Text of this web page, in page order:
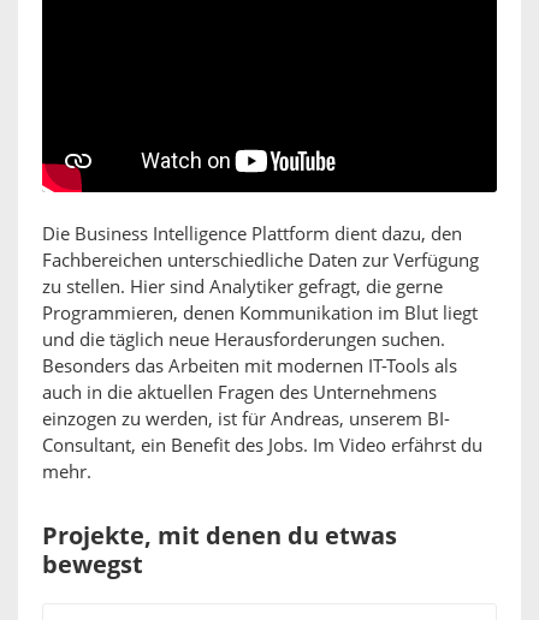
Die Business Intelligence Plattform dient dazu, den
Fachbereichen unterschiedliche Daten zur Verfügung
zu stellen. Hier sind Analytiker gefragt, die gerne
Programmieren, denen Kommunikation im Blut liegt
und die täglich neue Herausforderungen suchen.
Besonders das Arbeiten mit modernen IT-Tools als
auch in die aktuellen Fragen des Unternehmens
einzogen zu werden, ist für Andreas, unserem BI-
Consultant, ein Benefit des Jobs. Im Video erfährst du
mehr.
Projekte, mit denen du etwas
bewegst